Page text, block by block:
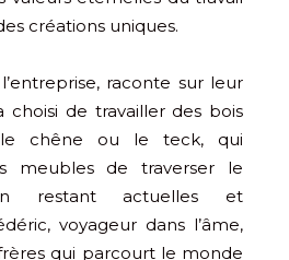
créations uniques.
raconte sur leur
choisi de travailler des bois
le chêne ou le teck, qui
meubles de traverser le
restant actuelles et
voyageur dans l’âme,
qui parcourt le monde